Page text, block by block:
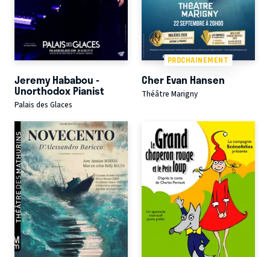
Jeremy Hababou -
Unorthodox Pianist
Palais des Glaces
PROCHAINEMENT
Cher Evan Hansen
Théâtre Marigny